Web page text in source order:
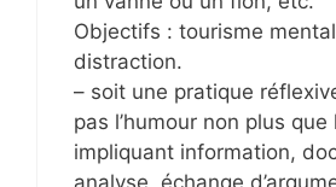
Objectifs : tourisme
distraction.
– soit une pratique
pas l’humour non plus que
impliquant information,